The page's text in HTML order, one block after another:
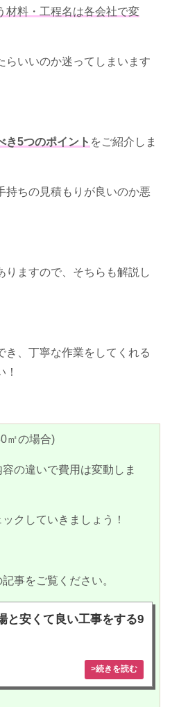
材料・工程名は各会社で変
らいいのか迷ってしまいます
き5つのポイント をご紹介しま
持ちの見積もりが良いのか悪
りますので、そちらも解説し
き、丁寧な作業をしてくれる
㎡の場合)
の違いで費用は変動しま
クしていきましょう！
事をご覧ください。
と安くて良い工事をする9